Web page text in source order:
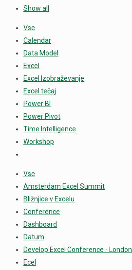
Show all
Vse
Calendar
Data Model
Excel
Excel Izobraževanje
Excel tečaj
Power BI
Power Pivot
Time Intelligence
Workshop
Vse
Amsterdam Excel Summit
Bližnjice v Excelu
Conference
Dashboard
Datum
Develop Excel Conference - London
Ecel